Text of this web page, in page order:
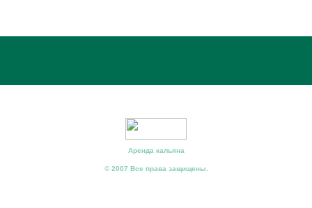
Аренда кальяна
© 2007 Все права защищены.